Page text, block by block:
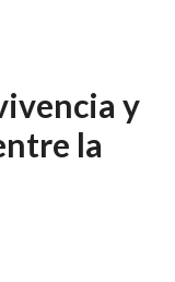
y
la